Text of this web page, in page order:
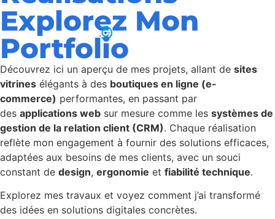
Explorez Mon
Portfolio
Découvrez ici un aperçu de mes projets, allant de sites
vitrines élégants à des boutiques en ligne (e-
commerce) performantes, en passant par
des applications web sur mesure comme les systèmes de
gestion de la relation client (CRM). Chaque réalisation
reflète mon engagement à fournir des solutions efficaces,
adaptées aux besoins de mes clients, avec un souci
constant de design, ergonomie et fiabilité technique.
Explorez mes travaux et voyez comment j’ai transformé
des idées en solutions digitales concrètes.